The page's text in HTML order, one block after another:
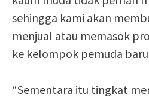
sehingga kami akan
menjual atau memasok
ke kelompok pemuda
“Sementara itu tingkat